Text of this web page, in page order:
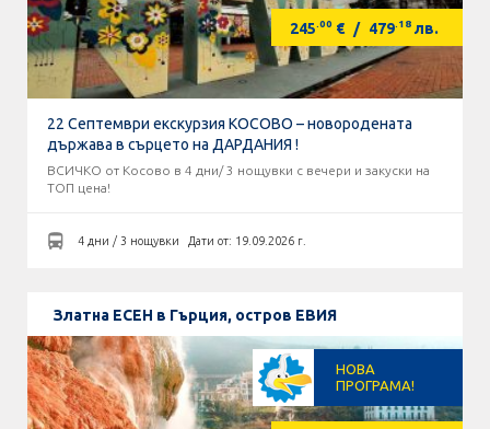
245.00 € / 479.18 лв.
22 Септември екскурзия КОСОВО – новородената
държава в сърцето на ДАРДАНИЯ !
ВСИЧКО от Косово в 4 дни/ 3 нощувки с вечери и закуски на
ТОП цена!
4 дни / 3 нощувки Дати от: 19.09.2026 г.
Златна ЕСЕН в Гърция, остров ЕВИЯ
НОВА
ПРОГРАМА!